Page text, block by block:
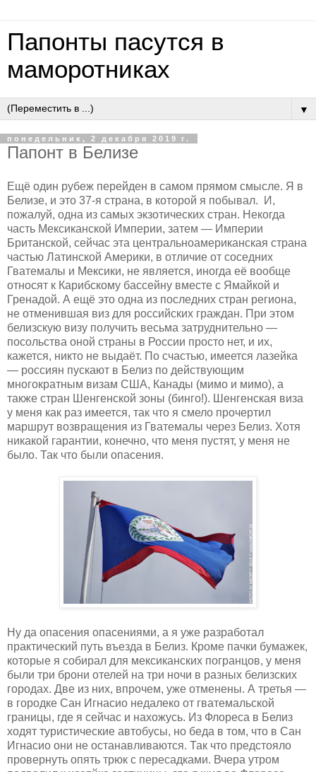
Папонты пасутся в
маморотниках
▼
понедельник, 2 декабря 2019 г.
Папонт в Белизе
Ещё один рубеж перейден в самом прямом смысле. Я в
Белизе, и это 37-я страна, в которой я побывал. И,
пожалуй, одна из самых экзотических стран. Некогда
часть Мексиканской Империи, затем — Империи
Британской, сейчас эта центральноамериканская страна
частью Латинской Америки, в отличие от соседних
Гватемалы и Мексики, не является, иногда её вообще
относят к Карибскому бассейну вместе с Ямайкой и
Гренадой. А ещё это одна из последних стран региона,
не отменившая виз для российских граждан. При этом
белизскую визу получить весьма затруднительно —
посольства оной страны в России просто нет, и их,
кажется, никто не выдаёт. По счастью, имеется лазейка
— россиян пускают в Белиз по действующим
многократным визам США, Канады (мимо и мимо), а
также стран Шенгенской зоны (бинго!). Шенгенская виза
у меня как раз имеется, так что я смело прочертил
маршрут возвращения из Гватемалы через Белиз. Хотя
никакой гарантии, конечно, что меня пустят, у меня не
было. Так что были опасения.
Ну да опасения опасениями, а я уже разработал
практический путь въезда в Белиз. Кроме пачки бумажек,
которые я собирал для мексиканских погранцов, у меня
были три брони отелей на три ночи в разных белизских
городах. Две из них, впрочем, уже отменены. А третья —
в городке Сан Игнасио недалеко от гватемальской
границы, где я сейчас и нахожусь. Из Флореса в Белиз
ходят туристические автобусы, но беда в том, что в Сан
Игнасио они не останавливаются. Так что предстояло
провернуть опять трюк с пересадками. Вчера утром